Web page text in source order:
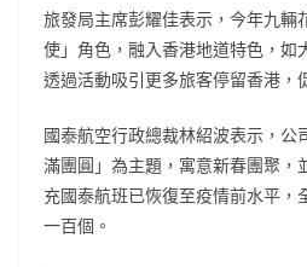
旅發局主席彭耀佳表示，今年九輛
使」角色，融入香港地道特色，如
透過活動吸引更多旅客停留香港，
國泰航空行政總裁林紹波表示，公
滿團圓」為主題，寓意新春團聚，
充國泰航班已恢復至疫情前水平，
一百個。